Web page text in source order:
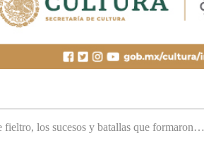
fieltro, los sucesos y batallas que formaron…